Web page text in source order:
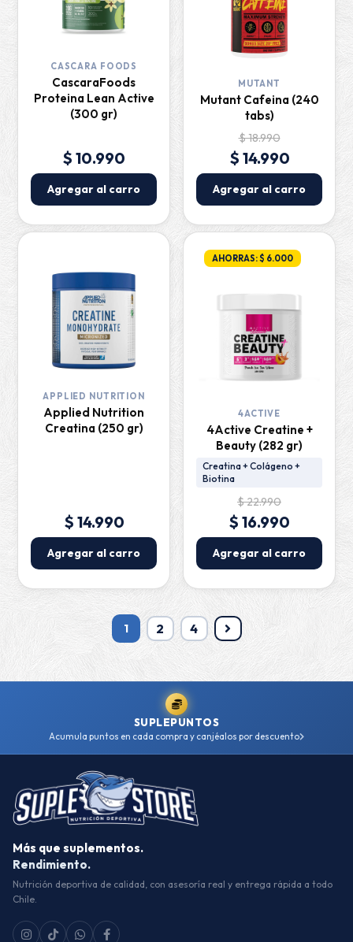
CASCARA FOODS
CascaraFoods
Proteina Lean Active
(300 gr)
$ 10.990
Agregar al carro
MUTANT
Mutant Cafeina (240
tabs)
$ 18.990
$ 14.990
Agregar al carro
APPLIED NUTRITION
Applied Nutrition
Creatina (250 gr)
$ 14.990
Agregar al carro
AHORRAS: $ 6.000
4ACTIVE
4Active Creatine +
Beauty (282 gr)
Creatina + Colágeno +
Biotina
$ 22.990
$ 16.990
Agregar al carro
1 2 4
SUPLEPUNTOS
Acumula puntos en cada compra y canjéalos por descuento
Más que suplementos.
Rendimiento.
Nutrición deportiva de calidad, con asesoría real y entrega rápida a todo
Chile.